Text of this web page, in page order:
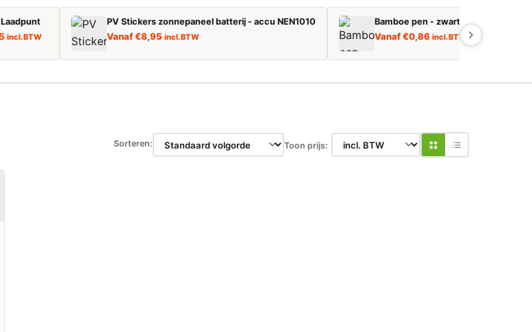
incl. BTW
PV Stickers zonnepaneel batterij - accu NEN1010
Vanaf€8,95 incl. BTW
Bamboe pen - zwart schrijvend
Vanaf€0,86 incl. BTW
Sorteren: Toon prijs: